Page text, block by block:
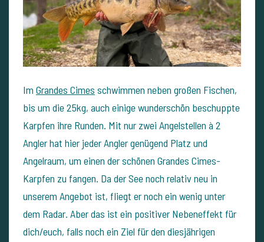
Im Grandes Cimes schwimmen neben großen Fischen,
bis um die 25kg, auch einige wunderschön beschuppte
Karpfen ihre Runden. Mit nur zwei Angelstellen à 2
Angler hat hier jeder Angler genügend Platz und
Angelraum, um einen der schönen Grandes Cimes-
Karpfen zu fangen. Da der See noch relativ neu in
unserem Angebot ist, fliegt er noch ein wenig unter
dem Radar. Aber das ist ein positiver Nebeneffekt für
dich/euch, falls noch ein Ziel für den diesjährigen